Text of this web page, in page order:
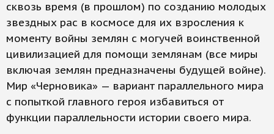
сквозь время (в прошлом) по созданию молодых
звездных рас в космосе для их взросления к
моменту войны землян с могучей воинственной
цивилизацией для помощи землянам (все миры
включая землян предназначены будущей войне).
Мир «Черновика» — вариант параллельного мира
с попыткой главного героя избавиться от
функции параллельности истории своего мира.